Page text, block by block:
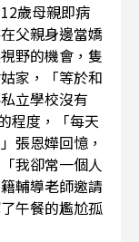
歲母親即病
父親身邊當嬌
野的機會，隻
家，「等於和
立學校沒有
程度，「每天
張恩嬅回憶，
我卻常一個人
輔導老師邀請
午餐的尷尬孤